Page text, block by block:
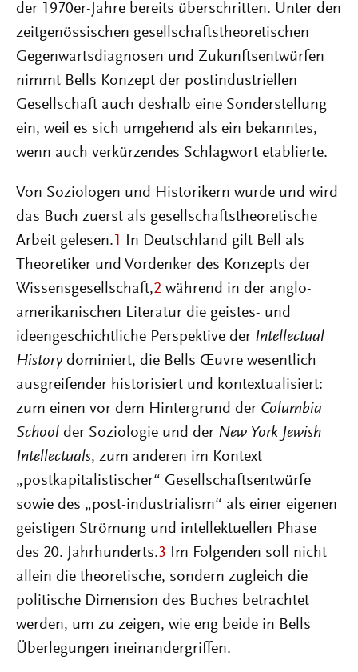
der 1970er-Jahre bereits überschritten. Unter den
zeitgenössischen gesellschaftstheoretischen
Gegenwartsdiagnosen und Zukunftsentwürfen
nimmt Bells Konzept der postindustriellen
Gesellschaft auch deshalb eine Sonderstellung
ein, weil es sich umgehend als ein bekanntes,
wenn auch verkürzendes Schlagwort etablierte.
Von Soziologen und Historikern wurde und wird
das Buch zuerst als gesellschaftstheoretische
Arbeit gelesen. 1 In Deutschland gilt Bell als
Theoretiker und Vordenker des Konzepts der
Wissensgesellschaft,2 während in der anglo-
amerikanischen Literatur die geistes- und
ideengeschichtliche Perspektive der Intellectual
History dominiert, die Bells Œuvre wesentlich
ausgreifender historisiert und kontextualisiert:
zum einen vor dem Hintergrund der Columbia
School der Soziologie und der New York Jewish
Intellectuals, zum anderen im Kontext
„postkapitalistischer“ Gesellschaftsentwürfe
sowie des „post-industrialism“ als einer eigenen
geistigen Strömung und intellektuellen Phase
des 20. Jahrhunderts.3 Im Folgenden soll nicht
allein die theoretische, sondern zugleich die
politische Dimension des Buches betrachtet
werden, um zu zeigen, wie eng beide in Bells
Überlegungen ineinandergriffen.